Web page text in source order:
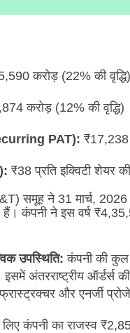
करोड़ (22% की वृद्धि)
करोड़ (12% की वृद्धि)
PAT): ₹17,238
₹38 प्रति इक्विटी शेयर
समूह ने 31 मार्च,
हैं।कंपनी ने इस वर्ष
उपस्थिति: कंपनी की कुल
इसमें अंतरराष्ट्रीय ऑर्डर्स
और एनर्जी
लिए कंपनी का राजस्व